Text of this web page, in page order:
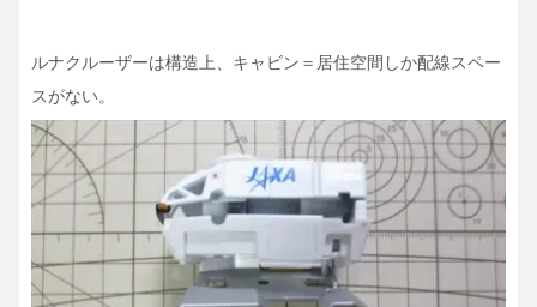
ルナクルーザーは構造上、キャビン＝居住空間しか配線スペー
スがない。